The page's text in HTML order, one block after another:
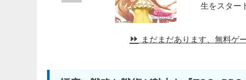
生をスター
まだまだあります、無料ゲ